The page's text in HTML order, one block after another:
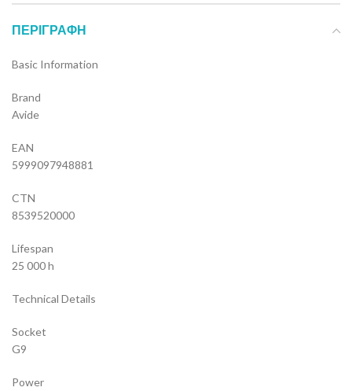
ΠΕΡΙΓΡΑΦΉ
Basic Information
Brand
Avide
EAN
5999097948881
CTN
8539520000
Lifespan
25 000 h
Technical Details
Socket
G9
Power